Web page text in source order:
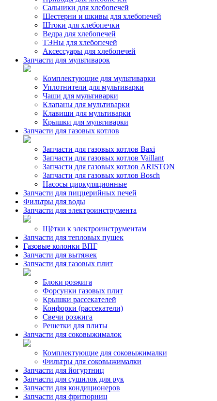
Сальники для хлебопечей
Шестерни и шкивы для хлебопечей
Штоки для хлебопечки
Ведра для хлебопечей
ТЭНы для хлебопечей
Аксессуары для хлебопечей
Запчасти для мультиварок
Комплектующие для мультиварки
Уплотнители для мультиварки
Чаши для мультиварки
Клапаны для мультиварки
Клавиши для мультиварки
Крышки для мультиварки
Запчасти для газовых котлов
Запчасти для газовых котлов Baxi
Запчасти для газовых котлов Vaillant
Запчасти для газовых котлов ARISTON
Запчасти для газовых котлов Bosch
Насосы циркуляционные
Запчасти для пиццерийных печей
Фильтры для воды
Запчасти для электроинструмента
Щётки к электроинструментам
Запчасти для тепловых пушек
Газовые колонки ВПГ
Запчасти для вытяжек
Запчасти для газовых плит
Блоки розжига
Форсунки газовых плит
Крышки рассекателей
Конфорки (рассекатели)
Свечи розжига
Решетки для плиты
Запчасти для соковыжималок
Комплектующие для соковыжималки
Фильтры для соковыжималки
Запчасти для йогуртниц
Запчасти для сушилок для рук
Запчасти для кондиционеров
Запчасти для фритюрниц